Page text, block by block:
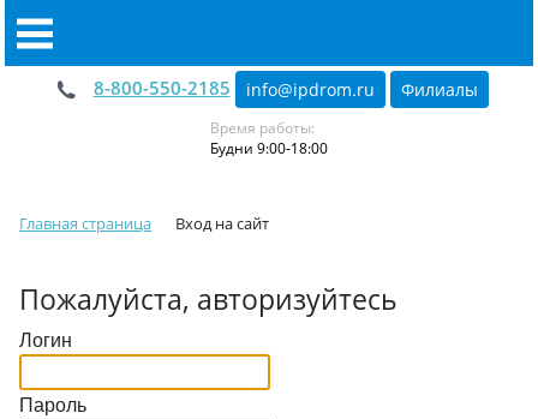
8-800-550-2185 info@ipdrom.ru Филиалы
Время работы:
Будни 9:00-18:00
Главная страница Вход на сайт
Пожалуйста, авторизуйтесь
Логин
Пароль